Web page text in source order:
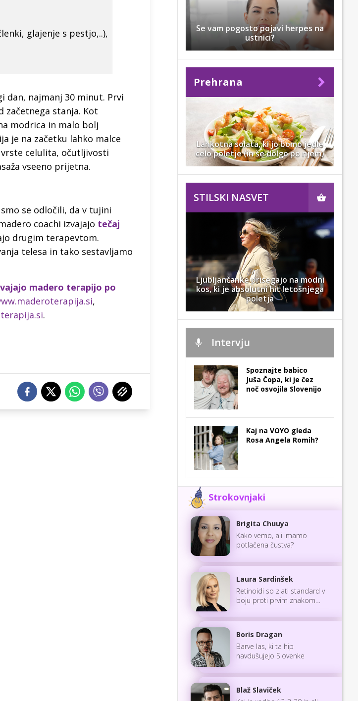
glajenje s pestjo,..),
dan, najmanj 30 minut. Prvi
stanja. Kot
modrica in malo bolj
je na začetku lahko malce
celulita, očutljivosti
vseeno prijetna.
se odločili, da v tujini
coachi izvajajo tečaj
drugim terapevtom.
telesa in tako sestavljamo
madero terapijo po
,
.
Se vam pogosto pojavi herpes na
ustnici?
Prehrana
Lahkotna solata, ki jo bomo jedle
celo poletje (in še dolgo po njem)
STILSKI NASVET
Ljubljančanke prisegajo na modni
kos, ki je absolutni hit letošnjega
poletja
Intervju
Spoznajte babico
Juša Čopa, ki je čez
noč osvojila Slovenijo
Kaj na VOYO gleda
Rosa Angela Romih?
Strokovnjaki
Brigita Chuuya
Kako vemo, ali imamo
potlačena čustva?
Laura Sardinšek
Retinoidi so zlati standard v
boju proti prvim znakom
Boris Dragan
Barve las, ki ta hip
navdušujejo Slovenke
Blaž Slaviček